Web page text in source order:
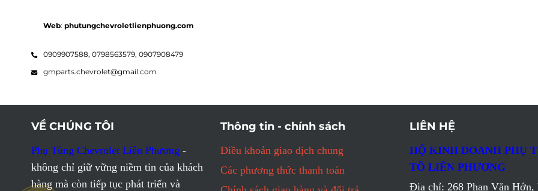
Web: phutungchevroletlienphuong.com
0909907588, 0798563579, 0907908479
gmparts.chevrolet@gmail.com
VỀ CHÚNG TÔI
Phụ Tùng Chevrolet Liên Phương -
không chỉ giữ vững niềm tin của khách
hàng mà còn tiếp tục phát triển và
Thông tin - chính sách
Điều khoản giao dịch chung
Các phương thức thanh toán
LIÊN HỆ
HỘ KINH DOANH PHỤ
TÔ LIÊN PHƯƠNG
Địa chỉ: 268 Phan Văn Hớn,